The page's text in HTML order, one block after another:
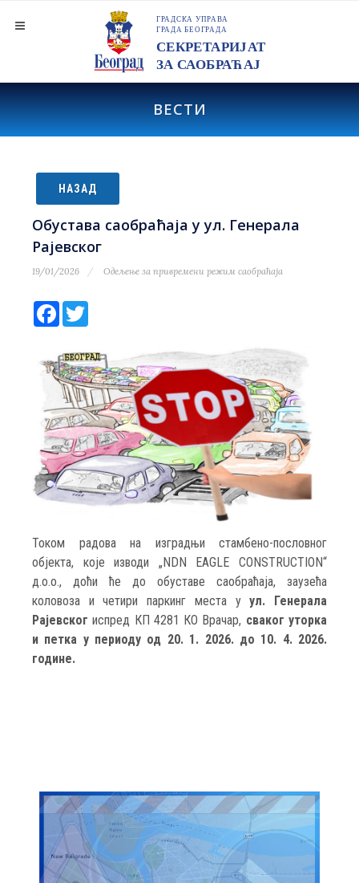
ВЕСТИ
НАЗАД
Обустава саобраћаја у ул. Генерала
Рајевског
19/01/2026 Одељење за привремени режим саобраћаја
Facebook
Током радова на изградњи стамбено-пословног
објекта, које изводи „NDN EAGLE CONSTRUCTION“
д.о.о., доћи ће до обуставе саобраћаја, заузећа
коловоза и четири паркинг места уул. Генерала
Рајевског испред КП 4281 КО Врачар, сваког уторка
и петка у периоду од 20. 1. 2026. до 10. 4. 2026.
године.